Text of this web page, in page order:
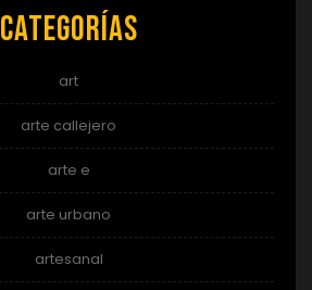
Categorías
art
arte callejero
arte e
arte urbano
artesanal